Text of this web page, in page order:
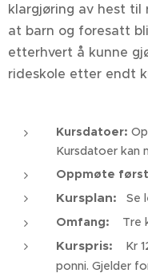
klargjøring av hest
at barn og foresatt
etterhvert å kunne
rideskole etter endt
Kursdatoer:
Kursdatoer kan
Oppmøte
Kursplan: Se
Omfang: Tre
Kurspris: Kr
ponni. Gjelder